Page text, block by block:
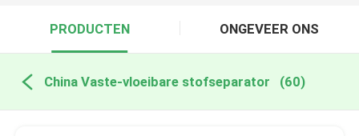
PRODUCTEN ONGEVEER ONS
China Vaste-vloeibare stofseparator (60)